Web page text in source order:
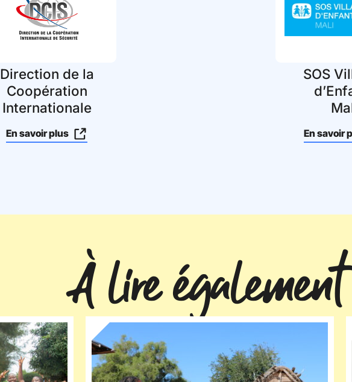
Direction de la
Coopération
Internationale
En savoir plus
SOS
En savoir
À lire également